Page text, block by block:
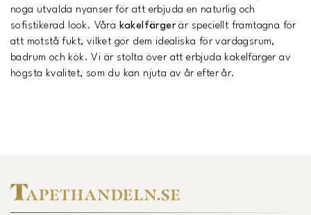
noga utvalda nyanser för att erbjuda en naturlig och
sofistikerad look. Våra kakelfärgerär speciellt framtagna för
att motstå fukt, vilket gör dem idealiska för vardagsrum,
badrum och kök. Vi är stolta över att erbjuda kakelfärger av
högsta kvalitet, som du kan njuta av år efter år.